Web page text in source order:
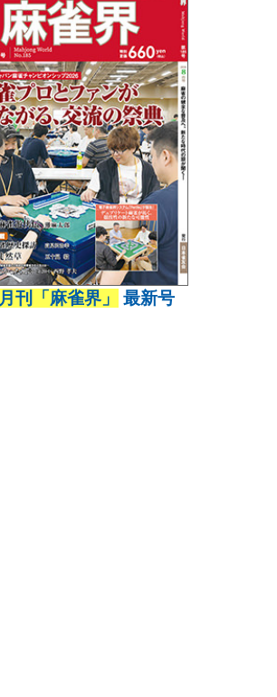
月刊「麻雀界」 最新号